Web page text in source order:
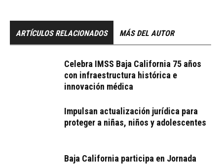
ARTÍCULOS RELACIONADOS MÁS DEL AUTOR
Celebra IMSS Baja California 75 años
con infraestructura histórica e
innovación médica
Impulsan actualización jurídica para
proteger a niñas, niños y adolescentes
Baja California participa en Jornada